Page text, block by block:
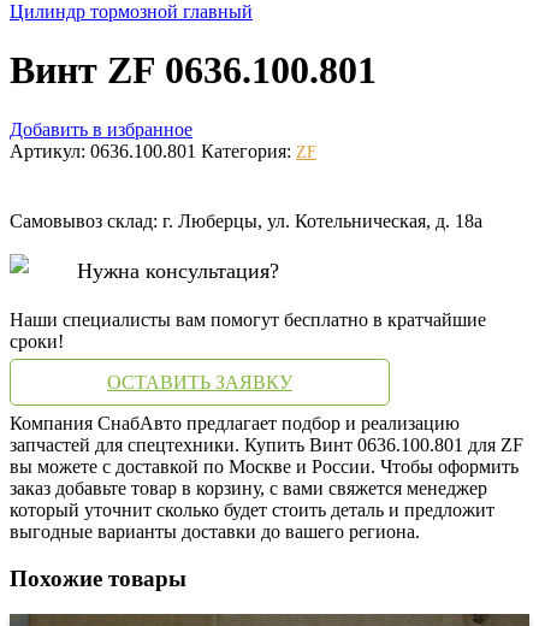
Цилиндр тормозной главный
Винт ZF 0636.100.801
Добавить в избранное
Артикул: 0636.100.801 Категория: ZF
Самовывоз склад: г. Люберцы, ул. Котельническая, д. 18а
Нужна консультация?
Наши специалисты вам помогут бесплатно в кратчайшие
сроки!
ОСТАВИТЬ ЗАЯВКУ
Компания СнабАвто предлагает подбор и реализацию
запчастей для спецтехники. Купить Винт 0636.100.801 для ZF
вы можете с доставкой по Москве и России. Чтобы оформить
заказ добавьте товар в корзину, с вами свяжется менеджер
который уточнит сколько будет стоить деталь и предложит
выгодные варианты доставки до вашего региона.
Похожие товары